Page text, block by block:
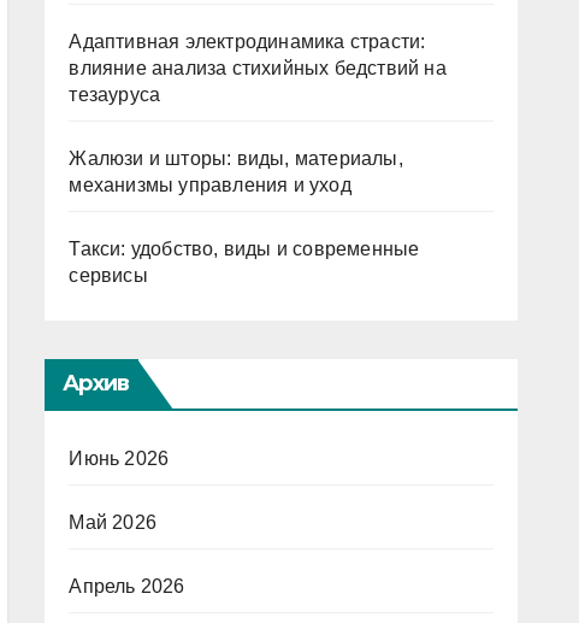
Адаптивная электродинамика страсти:
влияние анализа стихийных бедствий на
тезауруса
Жалюзи и шторы: виды, материалы,
механизмы управления и уход
Такси: удобство, виды и современные
сервисы
Архив
Июнь 2026
Май 2026
Апрель 2026